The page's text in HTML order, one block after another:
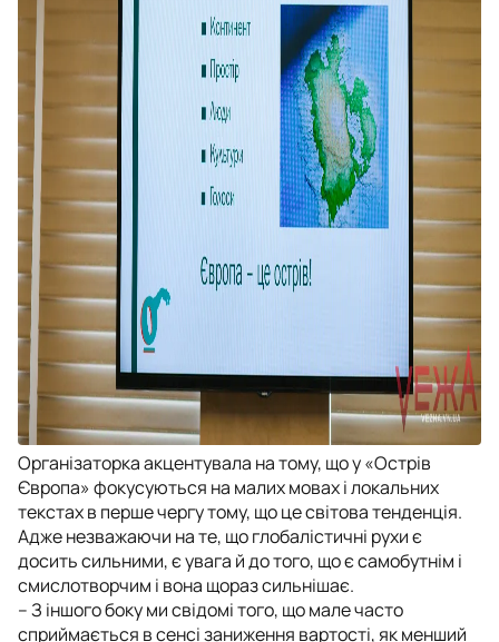
Організаторка акцентувала на тому, що у «Острів
Європа» фокусуються на малих мовах і локальних
текстах в перше чергу тому, що це світова тенденція.
Адже незважаючи на те, що глобалістичні рухи є
досить сильними, є увага й до того, що є самобутнім і
смислотворчим і вона щораз сильнішає.
– З іншого боку ми свідомі того, що мале часто
сприймається в сенсі заниження вартості, як менший